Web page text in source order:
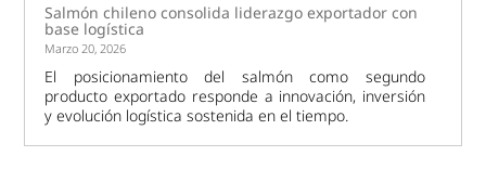
Salmón chileno consolida liderazgo exportador con
base logística
Marzo 20, 2026
El posicionamiento del salmón como segundo
producto exportado responde a innovación, inversión
y evolución logística sostenida en el tiempo.